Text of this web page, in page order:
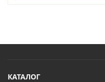
КАТАЛОГ